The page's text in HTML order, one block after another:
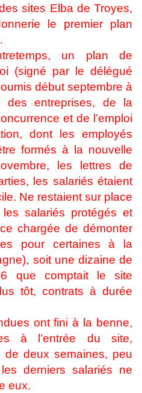
sites Elba de Troyes,
le premier plan
un plan de
(signé par le délégué
début septembre à
des entreprises, de la
et de l’emploi
dont les employés
formés à la nouvelle
les lettres de
les salariés étaient
Ne restaient sur place
les salariés protégés et
chargée de démonter
pour certaines à la
soit une dizaine de
que comptait le site
tôt, contrats à durée
ont fini à la benne,
à l’entrée du site,
deux semaines, peu
derniers salariés ne
eux.